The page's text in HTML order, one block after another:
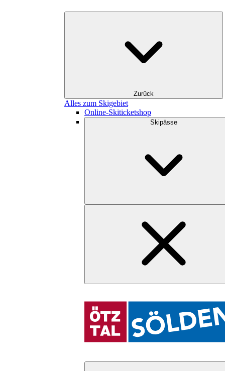
Zurück
Alles zum Skigebiet
Online-Skiticketshop
Skipässe